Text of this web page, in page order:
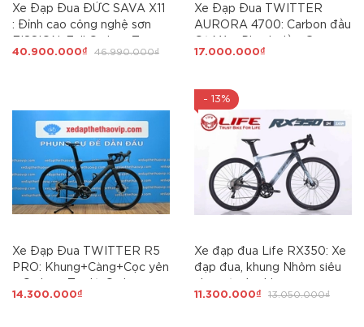
Xe Đạp Đua ĐỨC SAVA X11
: Đỉnh cao công nghệ sơn
Series cao cấp, tem UCI,
SỞ HỮU SỰ ĐẲNG CẤP
40.900.000₫ 46.990.000₫
Xe Đạp Đua TWITTER
AURORA 4700: Carbon đầu
SHIMANO Tiagra 2x10 tốc
17.000.000₫
Xe Đạp Đua TWITTER R5
PRO: Khung+Càng+Cọc yên
Đầu cá mập, Group
14.300.000₫
- 13%
Xe đạp đua Life RX350: Xe
đạp đua, khung Nhôm siêu
Groupset L-Twoo R7 - Tay
11.300.000₫ 13.050.000₫